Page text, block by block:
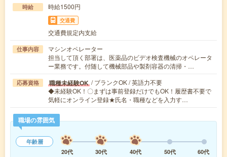
時給 時給1500円
交通費
交通費規定内支給
仕事内容
マシンオペレーター
担当して頂く部署は、医薬品のビデオ検査機械のオペレータ
ー業務です。付随して機械部品や製剤容器の清掃・…
応募資格 職種未経験OK / ブランクOK / 英語力不要
◆未経験OK！〇まずは事前登録だけでもOK！履歴書不要で
気軽にオンライン登録★氏名・職種などを入力す…
職場の雰囲気
年齢層
20代
30代 40代 50代 60代